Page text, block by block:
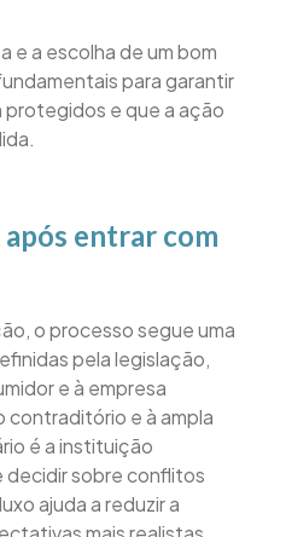
e a escolha de um bom
para garantir
protegidos e que a ação
entrar com
o processo segue uma
pela legislação,
e à empresa
contraditório e à ampla
é a instituição
decidir sobre conflitos
ajuda a reduzir a